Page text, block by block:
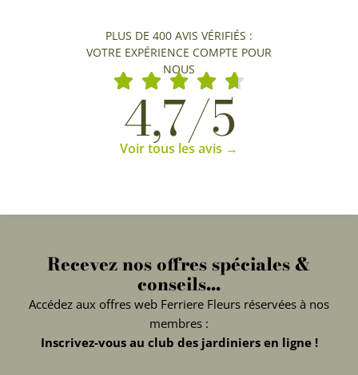
PLUS DE 400 AVIS VÉRIFIÉS :
VOTRE EXPÉRIENCE COMPTE POUR
NOUS
4,7/5
Voir tous les avis →
Recevez nos offres spéciales &
conseils...
Accédez aux offres web Ferriere Fleurs réservées à nos
membres :
Inscrivez-vous au club des jardiniers en ligne !